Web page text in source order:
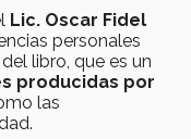
Lic. Oscar Fidel
personales
libro, que es un
producidas por
las